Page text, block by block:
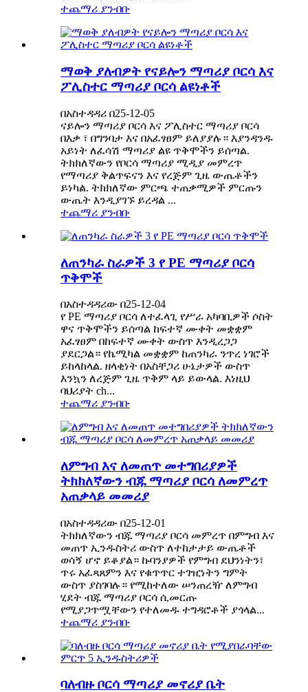
ተጨማሪ ያንብቡ
ማወቅ ያለብዎት የናይሎን ማጣሪያ ቦርሳ እና
ፖሊስተር ማጣሪያ ቦርሳ ልዩነቶች
በአስተዳዳሪ በ25-12-05
ናይሎን ማጣሪያ ቦርሳ እና ፖሊስተር ማጣሪያ ቦርሳ
በእቃ ፣ በግንባታ እና በአፈፃፀም ይለያያሉ። እያንዳንዱ
አይነት ለፈሳሽ ማጣሪያ ልዩ ጥቅሞችን ይሰጣል.
ትክክለኛውን የቦርሳ ማጣሪያ ሚዲያ መምረጥ
የማጣሪያ ቅልጥፍናን እና የረጅም ጊዜ ውጤቶችን
ይነካል. ትክክለኛው ምርጫ ተጠቃሚዎች ምርጡን
ውጤት እንዲያገኙ ይረዳል ...
ተጨማሪ ያንብቡ
ለጠንካራ ስራዎች 3 የ PE ማጣሪያ ቦርሳ
ጥቅሞች
በአስተዳዳሪው በ25-12-04
የ PE ማጣሪያ ቦርሳ ለተፈላጊ የሥራ አካባቢዎች ሶስት
ዋና ጥቅሞችን ይሰጣል ከፍተኛ ሙቀት መቋቋም
አፈፃፀም በከፍተኛ ሙቀት ውስጥ እንዲረጋጋ
ያደርጋል። የኬሚካል መቋቋም ከጠንካራ ንጥረ ነገሮች
ይከላከላል. ዘላቂነት በአስቸጋሪ ሁኔታዎች ውስጥ
እንኳን ለረጅም ጊዜ ጥቅም ላይ ይውላል. እነዚህ
ባህሪያት ch...
ተጨማሪ ያንብቡ
ለምግብ እና ለመጠጥ መተግበሪያዎች
ትክክለኛውን ብጁ ማጣሪያ ቦርሳ ለመምረጥ
አጠቃላይ መመሪያ
በአስተዳዳሪው በ25-12-01
ትክክለኛውን ብጁ ማጣሪያ ቦርሳ መምረጥ በምግብ እና
መጠጥ ኢንዱስትሪ ውስጥ ለተከታታይ ውጤቶች
ወሳኝ ሆኖ ይቆያል። ኩባንያዎች የምግብ ደህንነትን፣
ጥሩ አፈጻጸምን እና የቁጥጥር ተገዢነትን ግምት
ውስጥ ያስገባሉ። የሚከተለው ሠንጠረዥ ለምግብ
ሂደት ብጁ ማጣሪያ ቦርሳ ሲመርጡ
የሚያጋጥሟቸውን የተለመዱ ተግዳሮቶች ያጎላል...
ተጨማሪ ያንብቡ
ባለብዙ ቦርሳ ማጣሪያ መኖሪያ ቤት